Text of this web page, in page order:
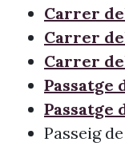
Carrer
Carrer
Carrer
Passatge
Passatge
Passeig